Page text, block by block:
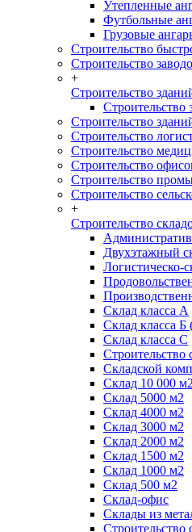
Утепленные
Футбольные
Грузовые
Строительство
Строительство
+
Строительство
Строительство
Строительство
Строительство
Строительство
Строительство
Строительство
+
Строительство
Двухэтажный
Логистическо-
Склад класса А
Склад класса Б
Склад класса С
Строительство
Складской
Склад 10 000 м2
Склад 5000 м2
Склад 4000 м2
Склад 3000 м2
Склад 2000 м2
Склад 1500 м2
Склад 1000 м2
Склад 500 м2
Склад-офис
Склады из
Строительство